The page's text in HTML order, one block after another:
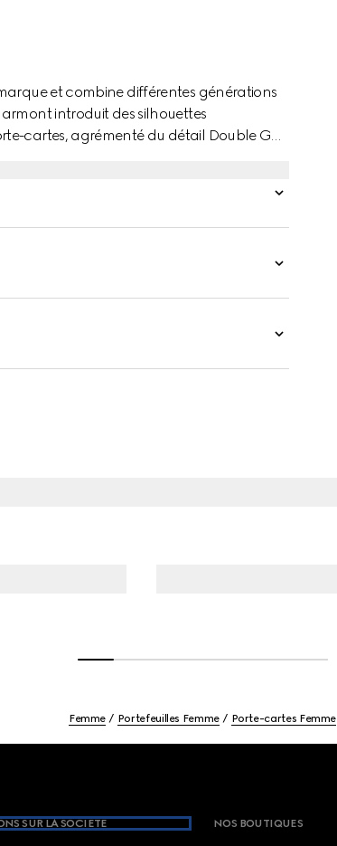
et combine différentes générations
introduit des silhouettes
cartes, agrémenté du détail Double G
Femme Portefeuilles Femme Porte-cartes Femme
SUR LA SOCIETE NOS BOUTIQUES